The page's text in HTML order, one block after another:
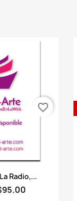
Radio,...
favorite_border